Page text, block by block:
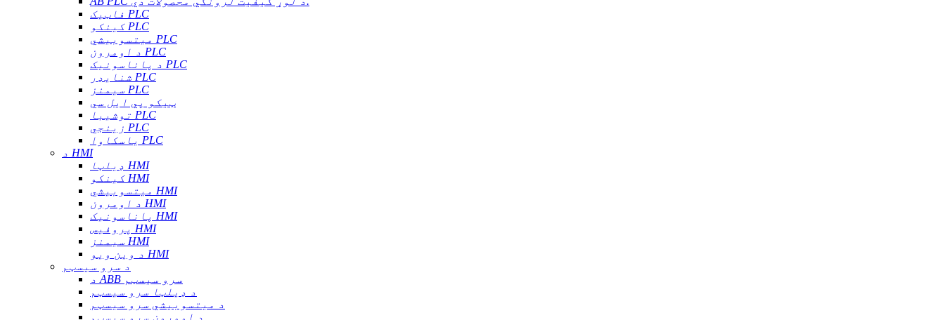
فاټیک PLC
کینکو PLC
میتسوبیشي PLC
د اومرون PLC
د پاناسونیک PLC
شنایډر PLC
سیمنز PLC
ټیکو پي ایل سي
توشیبا PLC
زینجي PLC
یاسکاوا PLC
د HMI
ډیلټا HMI
کینکو HMI
میتسوبیشي HMI
د اومرون HMI
پاناسونیک HMI
پروفیس HMI
سیمنز HMI
د وین ویو HMI
د سرو سیسټم
د ABB سرو سیسټم
د ډیلټا سرو سیسټم
د میتسوبیشي سرو سیسټم
د اومرون سرو سیسټم